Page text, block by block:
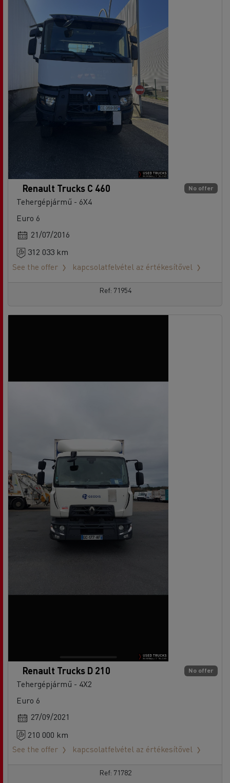
No offer
Renault Trucks C 460
Tehergépjármű - 6X4
Euro 6
21/07/2016
312 033 km
See the offer
kapcsolatfelvétel az értékesítővel
Ref: 71954
No offer
Renault Trucks D 210
Tehergépjármű - 4X2
Euro 6
27/09/2021
210 000 km
See the offer
kapcsolatfelvétel az értékesítővel
Ref: 71782